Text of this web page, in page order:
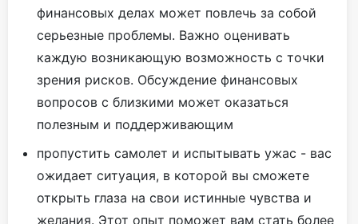
финансовых делах может повлечь за собой
серьезные проблемы. Важно оценивать
каждую возникающую возможность с точки
зрения рисков. Обсуждение финансовых
вопросов с близкими может оказаться
полезным и поддерживающим
пропустить самолет и испытывать ужас - вас
ожидает ситуация, в которой вы сможете
открыть глаза на свои истинные чувства и
желания. Этот опыт поможет вам стать более